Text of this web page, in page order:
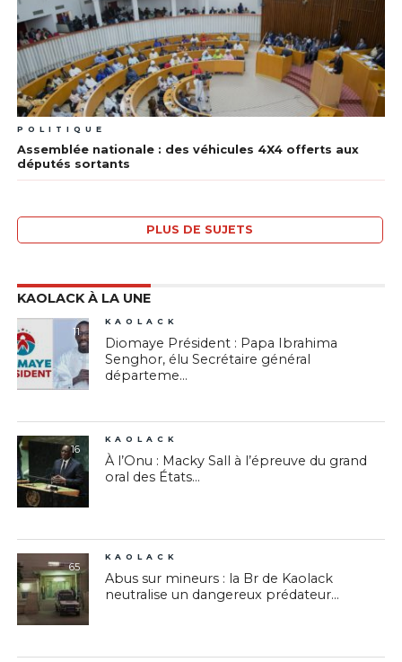
POLITIQUE
Assemblée nationale : des véhicules 4X4 offerts aux
députés sortants
PLUS DE SUJETS
KAOLACK À LA UNE
11
KAOLACK
Diomaye Président : Papa Ibrahima
Senghor, élu Secrétaire général
départeme...
16
KAOLACK
À l’Onu : Macky Sall à l’épreuve du grand
oral des États...
65
KAOLACK
Abus sur mineurs : la Br de Kaolack
neutralise un dangereux prédateur...